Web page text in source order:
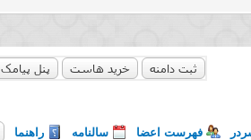
ثبت دامنه خرید هاست پنل پیامک
فهرست اعضا سالنامه راهنما